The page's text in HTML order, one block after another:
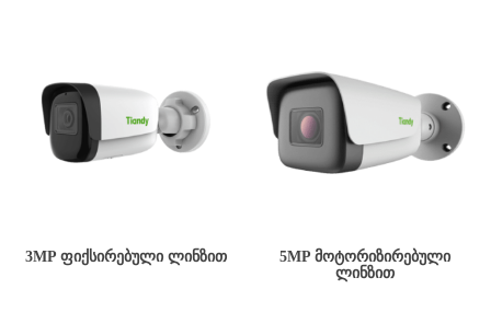
3MP ᲤᲘᲥᲡᲘᲠᲔᲑᲣᲚᲘ ᲚᲘᲜᲖᲘᲗ
5MP ᲛᲝᲢᲝᲠᲘᲖᲘᲠᲔᲑᲣᲚᲘ
ᲚᲘᲜᲖᲘᲗ